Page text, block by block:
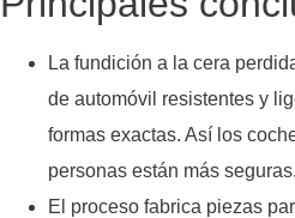
La fundición a la cera
de automóvil resistentes y
formas exactas. Así los
personas están más seguras.
El proceso fabrica piezas